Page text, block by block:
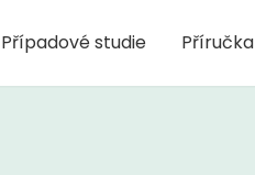
Případové studie Příručka